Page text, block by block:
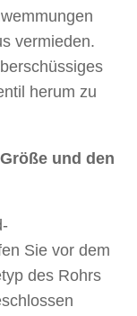
vermieden.
herum zu
und den
Sie vor dem
des Rohrs